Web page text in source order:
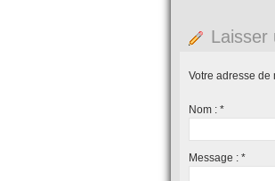
Laisser
Votre adresse
Nom : *
Message : *